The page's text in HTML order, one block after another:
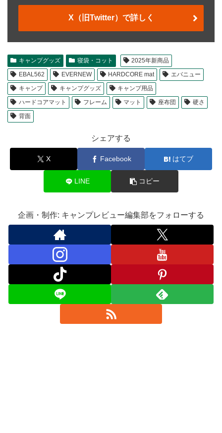
X（旧Twitter）で詳しく
キャンプグッズ 寝袋・コット
2025年新商品
EBAL562
EVERNEW HARDCORE mat
エバニュー
キャンプ
キャンプグッズ
キャンプ用品
ハードコアマット
フレーム マット 座布団
硬さ
背面
シェアする
X Facebook はてブ
LINE コピー
企画・制作: キャンプレビュー編集部をフォローする